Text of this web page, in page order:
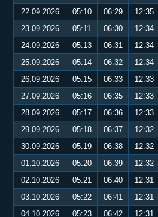
22.09.2026
05:10 06:29 12:35
23.09.2026
05:11 06:30 12:34
24.09.2026
05:13 06:31 12:34
25.09.2026
05:14 06:32 12:34
26.09.2026
05:15 06:33 12:33
27.09.2026
05:16 06:35 12:33
28.09.2026
05:17 06:36 12:33
29.09.2026
05:18 06:37 12:32
30.09.2026
05:19 06:38 12:32
01.10.2026
05:20 06:39 12:32
02.10.2026
05:21 06:40 12:31
03.10.2026
05:22 06:41 12:31
04.10.2026
05:23 06:42 12:31